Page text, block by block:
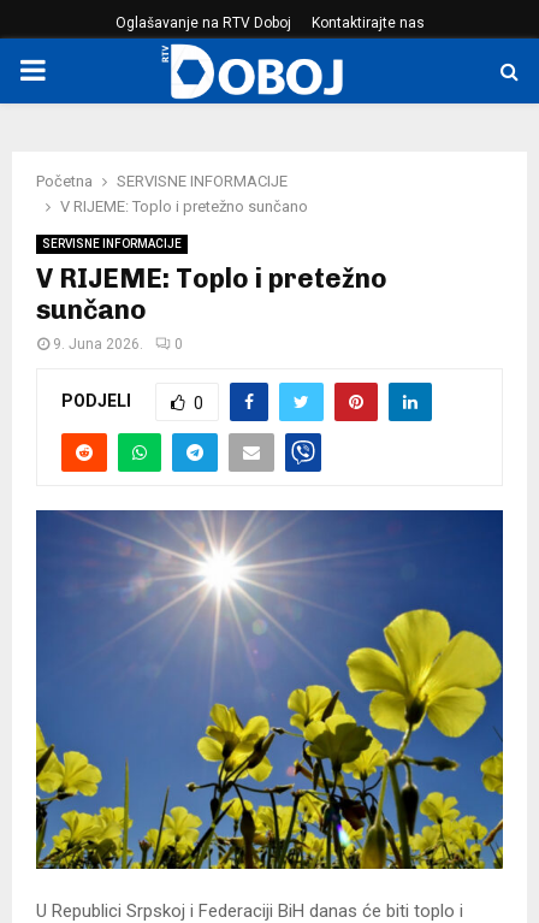
Oglašavanje na RTV Doboj Kontaktirajte nas
PRIMARY
Početna
SERVISNE INFORMACIJE
V RIJEME: Toplo i pretežno sunčano
SERVISNE INFORMACIJE
V RIJEME: Toplo i pretežno
sunčano
9. Juna 2026. 0
PODJELI 0
U Republici Srpskoj i Federaciji BiH danas će biti toplo i